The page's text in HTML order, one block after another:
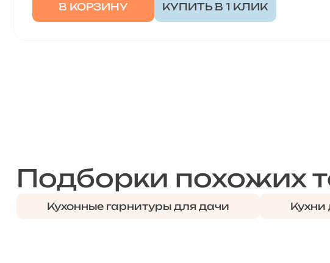
В КОРЗИНУ КУПИТЬ В 1 КЛИК
Подборки похожих
Кухонные гарнитуры для дачи Кухни